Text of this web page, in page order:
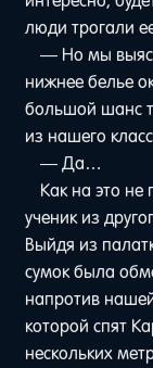
люди трогали
— Но мы
нижнее белье
большой шанс
из нашего
— Да…
Как на это
ученик из
Выйдя из
сумок была
напротив
которой спят
нескольких